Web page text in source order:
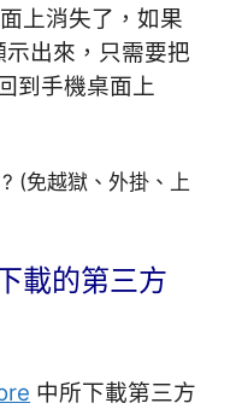
上消失了，如果
出來，只需要把
到手機桌面上
載的第三方
中所下載第三方